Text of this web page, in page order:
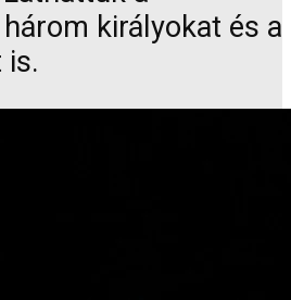
királyokat és a
is.